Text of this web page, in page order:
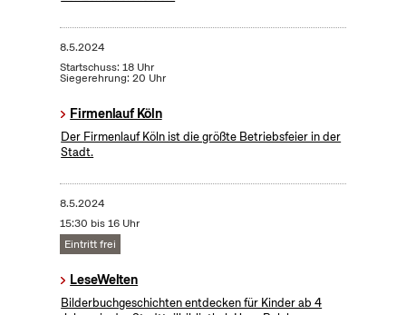
8.5.2024
Startschuss: 18 Uhr
Siegerehrung: 20 Uhr
Firmenlauf Köln
Der Firmenlauf Köln ist die größte Betriebsfeier in der
Stadt.
8.5.2024
15:30 bis 16 Uhr
Eintritt frei
LeseWelten
Bilderbuchgeschichten entdecken für Kinder ab 4